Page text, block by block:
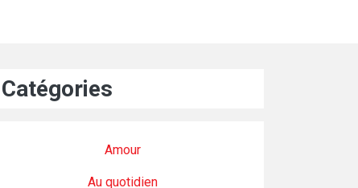
Catégories
Amour
Au quotidien